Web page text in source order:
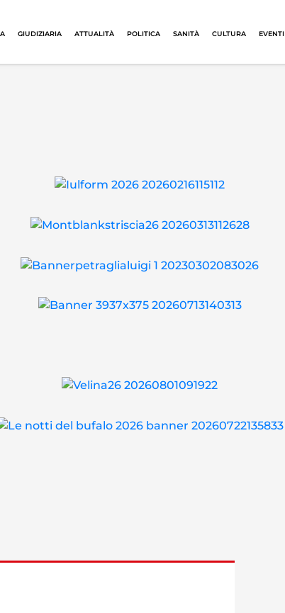
GIUDIZIARIA ATTUALITÀ POLITICA SANITÀ CULTURA EVENTI